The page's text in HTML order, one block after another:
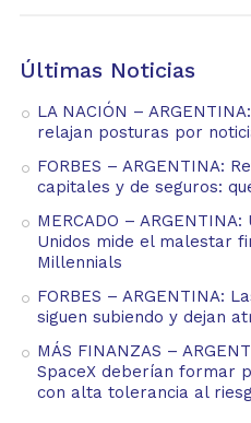
Últimas Noticias
LA NACIÓN –
relajan posturas por
FORBES – ARGENTINA:
capitales y de seguros:
MERCADO –
Unidos mide el malestar
Millennials
FORBES – ARGENTINA:
siguen subiendo y dejan
MÁS FINANZAS –
SpaceX deberían formar
con alta tolerancia al